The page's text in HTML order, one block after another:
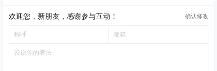
欢迎您，新朋友，感谢参与互动！ 确认修改